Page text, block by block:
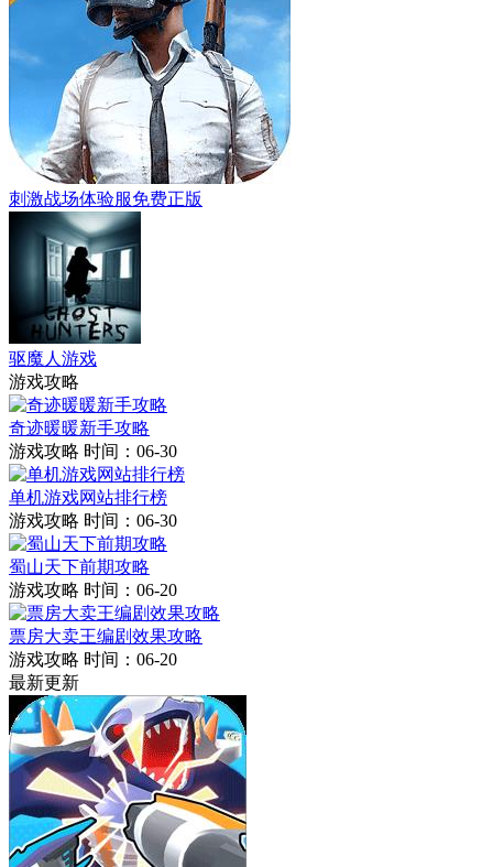
刺激战场体验服免费正版
驱魔人游戏
游戏攻略
奇迹暖暖新手攻略
游戏攻略 时间：06-30
单机游戏网站排行榜
游戏攻略 时间：06-30
蜀山天下前期攻略
游戏攻略 时间：06-20
票房大卖王编剧效果攻略
游戏攻略 时间：06-20
最新更新